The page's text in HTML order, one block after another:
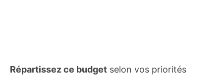
Répartissez ce budget selon vos priorités